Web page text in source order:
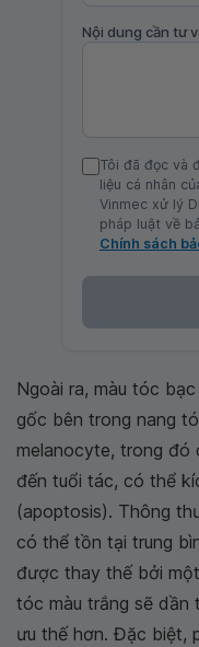
Nội dung cần tư
Tôi đã đọc và
liệu cá nhân
Vinmec xử lý
pháp luật về
Chính sách
Ngoài ra, màu tóc
gốc bên trong nang
melanocyte, trong đó
đến tuổi tác, có thể
(apoptosis). Thông
có thể tồn tại trung
được thay thế bởi
tóc màu trắng sẽ dần
ưu thế hơn. Đặc biệt,